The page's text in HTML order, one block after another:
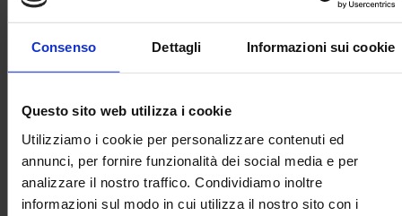
Consenso Dettagli Informazioni sui cookie
Questo sito web utilizza i cookie
Utilizziamo i cookie per personalizzare contenuti ed
annunci, per fornire funzionalità dei social media e per
analizzare il nostro traffico. Condividiamo inoltre
informazioni sul modo in cui utilizza il nostro sito con i